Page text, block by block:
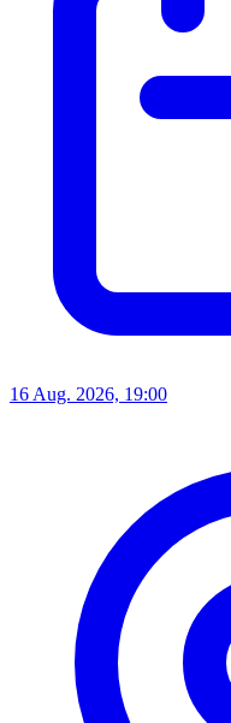
16 Aug. 2026, 19:00